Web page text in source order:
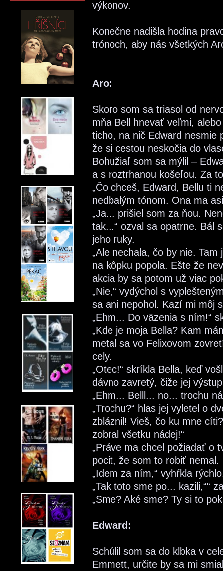
výkonov.
Konečne nadišla hodina
trónoch, aby nás všetkých
Aro:
Skoro som sa triasol od
mňa Bell hnevať veľmi,
ticho, na nič Edward nesmie
že si cestou neskočia do
Bohužiaľ som sa mýlil –
a s roztrhanou košeľou. Za
„Čo chceš, Edward, Bellu ti
nedbalým tónom. Ona ma
„Ja... prišiel som za ňou.
tak...“ ozval sa opatrne. Bál
jeho ruky.
„Ale nechala, čo by nie.
na kôpku popola. Ešte že
akcia by sa potom už viac
„Nie,“ vydýchol s
sa ani nepohol. Kazí mi môj
„Ehm... Do väzenia s ním!“
„Kde je moja Bella? Kam
metal sa vo Felixovom
cely.
„Otec!“ skríkla Bella, keď
dávno zavretý, čiže jej
„Ehm... Belll... no... trochu
„Trochu?“ hlas jej vyletel o
zbláznil! Vieš, čo ku mne
zobral všetku nádej!“
„Práve ma chcel požiadať o
pocit, že som to robiť nemal.
„Idem za ním,“ vyhŕkla
„Tak toto sme po... kazili,““
„Sme? Aké sme? Ty si to
Edward:
Schúlil som sa do klbka v
Emmett, určite by sa mi